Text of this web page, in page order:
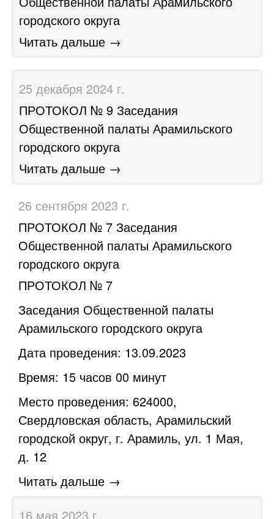
городского округа
Читать дальше →
25 декабря 2024 г.
​ПРОТОКОЛ № 9 Заседания
Общественной палаты Арамильского
городского округа
Читать дальше →
26 сентября 2023 г.
​ПРОТОКОЛ № 7 Заседания
Общественной палаты Арамильского
городского округа
ПРОТОКОЛ № 7
Заседания Общественной палаты
Арамильского городского округа
Дата проведения: 13.09.2023
Время: 15 часов 00 минут
Место проведения: 624000,
Свердловская область, Арамильский
городской округ, г. Арамиль, ул. 1 Мая,
д. 12
Читать дальше →
16 мая 2023 г.